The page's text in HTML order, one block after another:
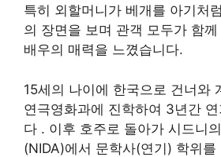
특히 외할머니가 베개를 아기처
의 장면을 보며 관객 모두가 함
배우의 매력을 느꼈습니다.
15세의 나이에 한국으로 건너와
연극영화과에 진학하여 3년간
다 . 이후 호주로 돌아가 시드니
(NIDA)에서 문학사(연기) 학위를